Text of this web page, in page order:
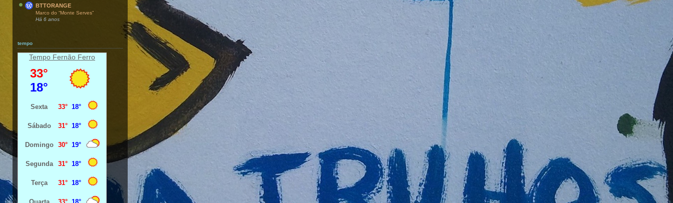
BTTORANGE
Marco do “Monte Serves”
Há 6 anos
tempo
Tempo Fernão Ferro